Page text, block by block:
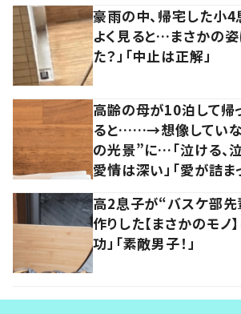
豪雨の中、帰宅した小
よく見ると…まさかの姿
た？」「中止は正解」
高齢の母が10泊して帰
ると……→想像していな
の光景”に…「泣ける、
愛情は深い」「愛が詰ま
高2息子が“バスケ部
作りした【まさかのモノ
功」「素敵男子！」